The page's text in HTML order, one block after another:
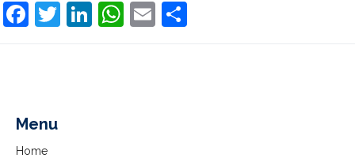
Facebook
Twitter
LinkedIn
WhatsApp
Email
Menu
Home